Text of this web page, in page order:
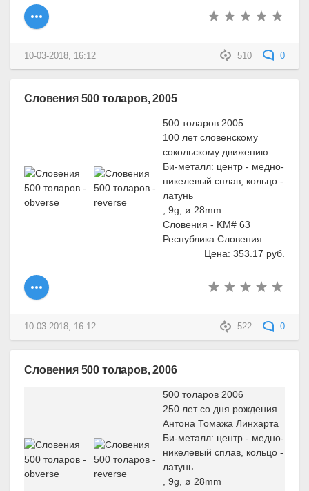
510 0
10-03-2018, 16:12
Словения 500 толаров, 2005
500 толаров 2005
100 лет словенскому
сокольскому движению
Би-металл: центр - медно-
никелевый сплав, кольцо -
латунь
, 9g, ø 28mm
Словения - KM# 63
Республика Словения
Цена: 353.17 руб.
522 0
10-03-2018, 16:12
Словения 500 толаров, 2006
500 толаров 2006
250 лет со дня рождения
Антона Томажа Линхарта
Би-металл: центр - медно-
никелевый сплав, кольцо -
латунь
, 9g, ø 28mm